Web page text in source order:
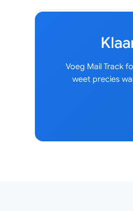
Voeg Mail Track
weet precies